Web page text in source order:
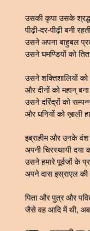
उसकी कृपा उसके
पीढ़ी-दर-पीढ़ी बनी
उसने अपना बाहुबल
उसने घमण्डियों को
उसने शक्तिशालियों
और दीनों को महान् बना
उसने दरिंद्रों को
और धनियों को ख़ाली
इब्राहीम और उनके
अपनी चिरस्थायी दया
उसने हमारे पूर्वजों के
अपने दास इस्राएल
पिता और पुत्र और
जैसे वह आदि में थी,